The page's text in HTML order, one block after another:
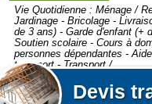
Devis
Vie Quotidienne : Ménage /
Jardinage - Bricolage -
de 3 ans) - Garde d'enfant (+
Soutien scolaire - Cours à
personnes dépendantes -
transport - Transport /...
Lors de votre visite sur notre site